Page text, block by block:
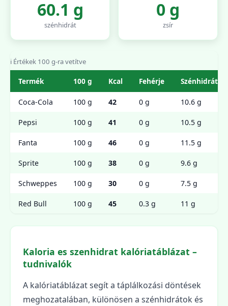
60.1 g
szénhidrát
0 g
zsír
ℹ️ Értékek 100 g-ra vetítve
Termék 100 g Kcal Fehérje Szénhidrát
Coca-Cola 100 g 42 0 g 10.6 g
Pepsi 100 g 41 0 g 10.5 g
Fanta 100 g 46 0 g 11.5 g
Sprite 100 g 38 0 g 9.6 g
Schweppes 100 g 30 0 g 7.5 g
Red Bull 100 g 45 0.3 g 11 g
Kaloria es szenhidrat kalóriatáblázat –
tudnivalók
A kalóriatáblázat segít a táplálkozási döntések
meghozatalában, különösen a szénhidrátok és